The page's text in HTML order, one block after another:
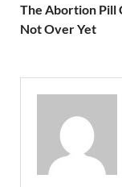
The Abortion Pill
Not Over Yet